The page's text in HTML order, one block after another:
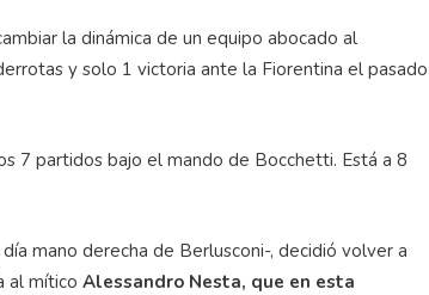
la dinámica de un equipo abocado al
y solo 1 victoria ante la Fiorentina el pasado
7 partidos bajo el mando de Bocchetti. Está a 8
mano derecha de Berlusconi-, decidió volver a
al mítico Alessandro Nesta, que en esta